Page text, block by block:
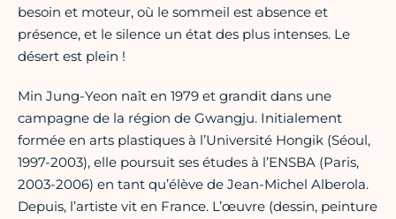
besoin et moteur, où le sommeil est absence et
présence, et le silence un état des plus intenses. Le
désert est plein !
Min Jung-Yeon naît en 1979 et grandit dans une
campagne de la région de Gwangju. Initialement
formée en arts plastiques à l’Université Hongik (Séoul,
1997-2003), elle poursuit ses études à l’ENSBA (Paris,
2003-2006) en tant qu’élève de Jean-Michel Alberola.
Depuis, l’artiste vit en France. L’œuvre (dessin, peinture